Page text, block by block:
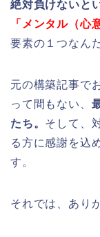
絶対負けないと
「メンタル（心
要素の１つなん
元の構築記事で
って間もない、
たち。 そして、
る方に感謝を込
す。
それでは、あり